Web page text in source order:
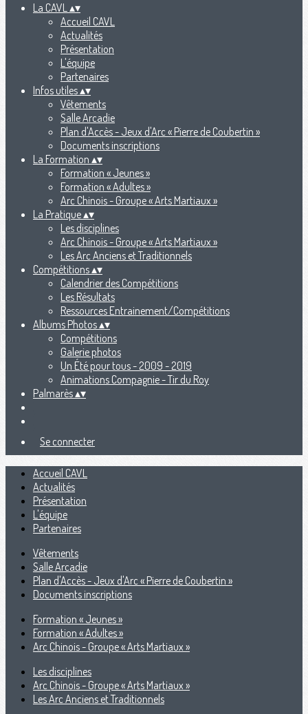
La CAVL▴▾
Accueil CAVL
Actualités
Présentation
L'équipe
Partenaires
Infos utiles▴▾
Vêtements
Salle Arcadie
Plan d'Accès - Jeux d'Arc « Pierre de Coubertin »
Documents inscriptions
La Formation ▴▾
Formation « Jeunes »
Formation « Adultes »
Arc Chinois - Groupe « Arts Martiaux »
La Pratique▴▾
Les disciplines
Arc Chinois - Groupe « Arts Martiaux »
Les Arc Anciens et Traditionnels
Compétitions▴▾
Calendrier des Compétitions
Les Résultats
Ressources Entrainement/Compétitions
Albums Photos▴▾
Compétitions
Galerie photos
Un Été pour tous - 2009 - 2019
Animations Compagnie - Tir du Roy
Palmarès▴▾
Se connecter
Accueil CAVL
Actualités
Présentation
L'équipe
Partenaires
Vêtements
Salle Arcadie
Plan d'Accès - Jeux d'Arc « Pierre de Coubertin »
Documents inscriptions
Formation « Jeunes »
Formation « Adultes »
Arc Chinois - Groupe « Arts Martiaux »
Les disciplines
Arc Chinois - Groupe « Arts Martiaux »
Les Arc Anciens et Traditionnels